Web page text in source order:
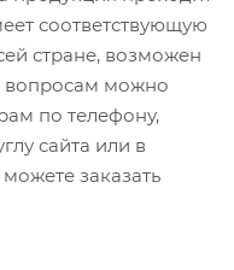
соответствующую
стране, возможен
вопросам можно
по телефону,
сайта или в
заказать